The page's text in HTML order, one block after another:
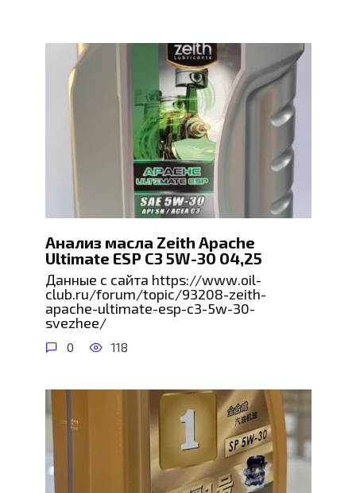
Анализ масла Zeith Apache
Ultimate ESP C3 5W-30 04,25
Данные с сайта https://www.oil-
club.ru/forum/topic/93208-zeith-
apache-ultimate-esp-c3-5w-30-
svezhee/
0 118